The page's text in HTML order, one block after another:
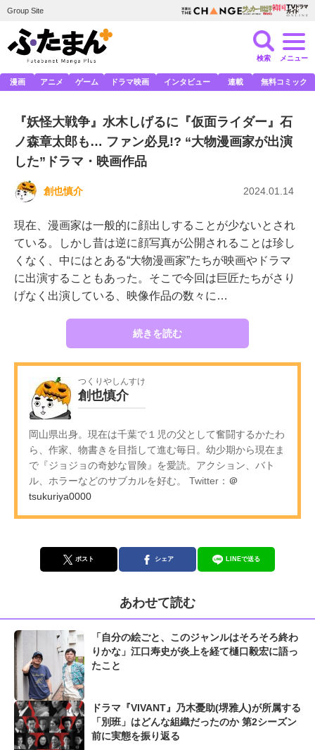
Group Site
検索 メニュー
漫画 アニメ ゲーム ドラマ映画 インタビュー 連載 無料コミック
『妖怪大戦争』水木しげるに『仮面ライダー』石
ノ森章太郎も… ファン必見!? “大物漫画家が出演
した”ドラマ・映画作品
創也慎介 2024.01.14
現在、漫画家は一般的に顔出しすることが少ないとされ
ている。しかし昔は逆に顔写真が公開されることは珍し
くなく、中にはとある“大物漫画家”たちが映画やドラマ
に出演することもあった。そこで今回は巨匠たちがさり
げなく出演している、映像作品の数々に…
続きを読む
つくりやしんすけ
創也慎介
岡山県出身。現在は千葉で１児の父として奮闘するかたわ
ら、作家、物書きを目指して進む毎日。幼少期から現在ま
で『ジョジョの奇妙な冒険』を愛読。アクション、バト
ル、ホラーなどのサブカルを好む。 Twitter： ＠
tsukuriya0000
ポスト シェア LINEで送る
あわせて読む
「自分の絵ごと、このジャンルはそろそろ終わ
りかな」江口寿史が炎上を経て樋口毅宏に語っ
たこと
ドラマ『VIVANT』乃木憂助(堺雅人)が所属する
「別班」はどんな組織だったのか 第2シーズン
前に実態を振り返る